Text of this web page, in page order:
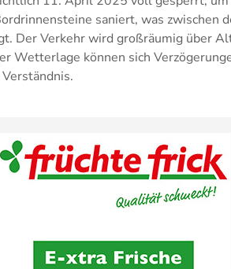
saniert, was zwischen
Der Verkehr wird großräumig über
Wetterlage können sich